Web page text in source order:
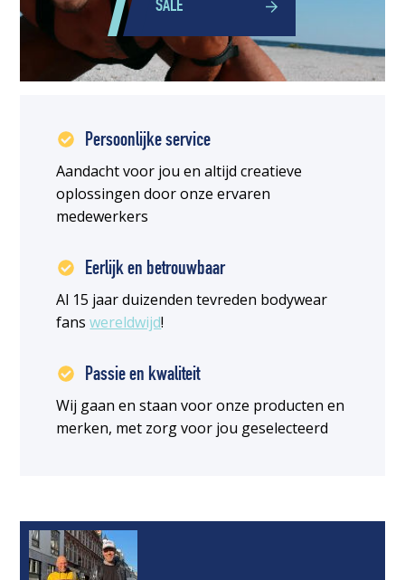
SALE
Persoonlijke service
Aandacht voor jou en altijd creatieve
oplossingen door onze ervaren
medewerkers
Eerlijk en betrouwbaar
Al 15 jaar duizenden tevreden bodywear
fanswereldwijd!
Passie en kwaliteit
Wij gaan en staan voor onze producten en
merken, met zorg voor jou geselecteerd